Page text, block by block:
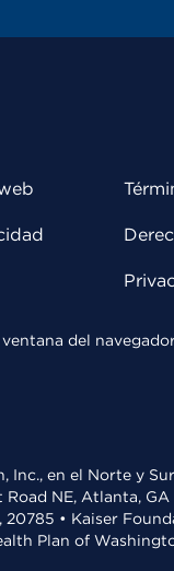
del
en el Norte y
NE, Atlanta,
• Kaiser
Plan of